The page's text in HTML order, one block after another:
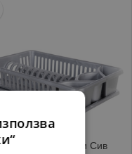
за чинии Сив